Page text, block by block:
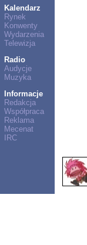
Kalendarz
Rynek
Konwenty
Wydarzenia
Telewizja
Radio
Audycje
Muzyka
Informacje
Redakcja
Współpraca
Reklama
Mecenat
IRC